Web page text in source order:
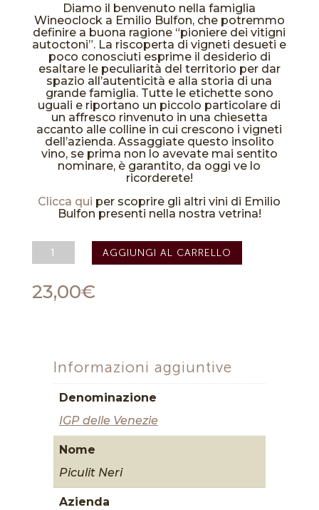
Diamo il benvenuto nella famiglia
Wineoclock a Emilio Bulfon, che potremmo
definire a buona ragione “pioniere dei vitigni
autoctoni”. La riscoperta di vigneti desueti e
poco conosciuti esprime il desiderio di
esaltare le peculiarità del territorio per dar
spazio all’autenticità e alla storia di una
grande famiglia. Tutte le etichette sono
uguali e riportano un piccolo particolare di
un affresco rinvenuto in una chiesetta
accanto alle colline in cui crescono i vigneti
dell’azienda. Assaggiate questo insolito
vino, se prima non lo avevate mai sentito
nominare, è garantito, da oggi ve lo
ricorderete!
Clicca qui per scoprire gli altri vini di Emilio
Bulfon presenti nella nostra vetrina!
Piculit
Neri
Delle
Venezie
AGGIUNGI AL CARRELLO
23,00€
Informazioni aggiuntive
Denominazione
IGP delle Venezie
Nome
Piculit Neri
Azienda